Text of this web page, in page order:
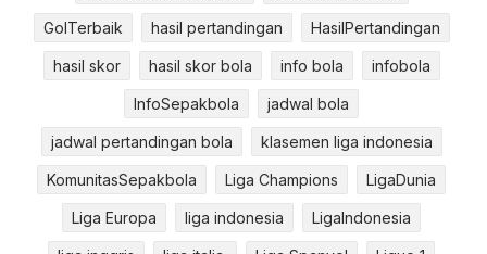
GolTerbaik hasil pertandingan HasilPertandingan
hasil skor hasil skor bola info bola infobola
InfoSepakbola jadwal bola
jadwal pertandingan bola klasemen liga indonesia
KomunitasSepakbola Liga Champions LigaDunia
Liga Europa liga indonesia LigaIndonesia